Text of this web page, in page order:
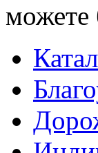
можете